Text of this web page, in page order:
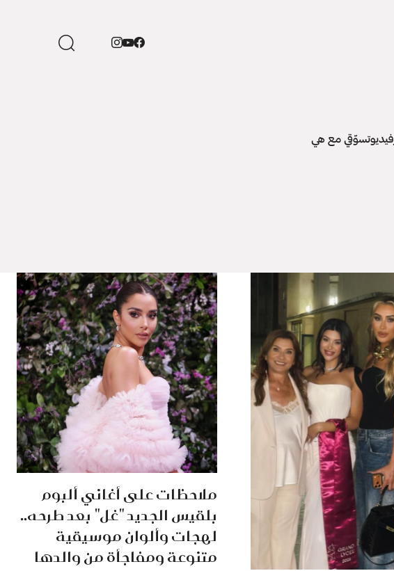
فيديوتسوّقي مع هي
ملاحظات على أغاني ألبوم
بلقيس الجديد "غل" بعد طرحه..
لهجات وألوان موسيقية
متنوعة ومفاجأة من والدها